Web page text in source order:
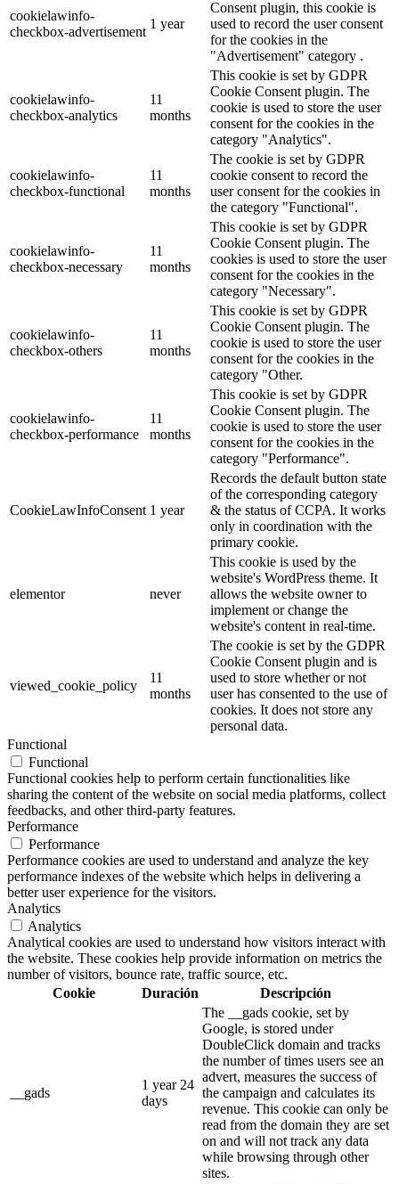
cookielawinfo-
checkbox-advertisement
1 year
Consent plugin, this cookie is
used to record the user consent
for the cookies in the
"Advertisement" category .
cookielawinfo-
checkbox-analytics
11
months
This cookie is set by GDPR
Cookie Consent plugin. The
cookie is used to store the user
consent for the cookies in the
category "Analytics".
cookielawinfo-
checkbox-functional
11
months
The cookie is set by GDPR
cookie consent to record the
user consent for the cookies in
the category "Functional".
cookielawinfo-
checkbox-necessary
11
months
This cookie is set by GDPR
Cookie Consent plugin. The
cookies is used to store the user
consent for the cookies in the
category "Necessary".
cookielawinfo-
checkbox-others
11
months
This cookie is set by GDPR
Cookie Consent plugin. The
cookie is used to store the user
consent for the cookies in the
category "Other.
cookielawinfo-
checkbox-performance
11
months
This cookie is set by GDPR
Cookie Consent plugin. The
cookie is used to store the user
consent for the cookies in the
category "Performance".
CookieLawInfoConsent 1 year
Records the default button state
of the corresponding category
& the status of CCPA. It works
only in coordination with the
primary cookie.
elementor never
This cookie is used by the
website's WordPress theme. It
allows the website owner to
implement or change the
website's content in real-time.
viewed_cookie_policy
11
months
The cookie is set by the GDPR
Cookie Consent plugin and is
used to store whether or not
user has consented to the use of
cookies. It does not store any
personal data.
Functional
Functional
Functional cookies help to perform certain functionalities like
sharing the content of the website on social media platforms, collect
feedbacks, and other third-party features.
Performance
Performance
Performance cookies are used to understand and analyze the key
performance indexes of the website which helps in delivering a
better user experience for the visitors.
Analytics
Analytics
Analytical cookies are used to understand how visitors interact with
the website. These cookies help provide information on metrics the
number of visitors, bounce rate, traffic source, etc.
Cookie
Duración Descripción
__gads
1 year 24
days
The __gads cookie, set by
Google, is stored under
DoubleClick domain and tracks
the number of times users see an
advert, measures the success of
the campaign and calculates its
revenue. This cookie can only be
read from the domain they are set
on and will not track any data
while browsing through other
sites.